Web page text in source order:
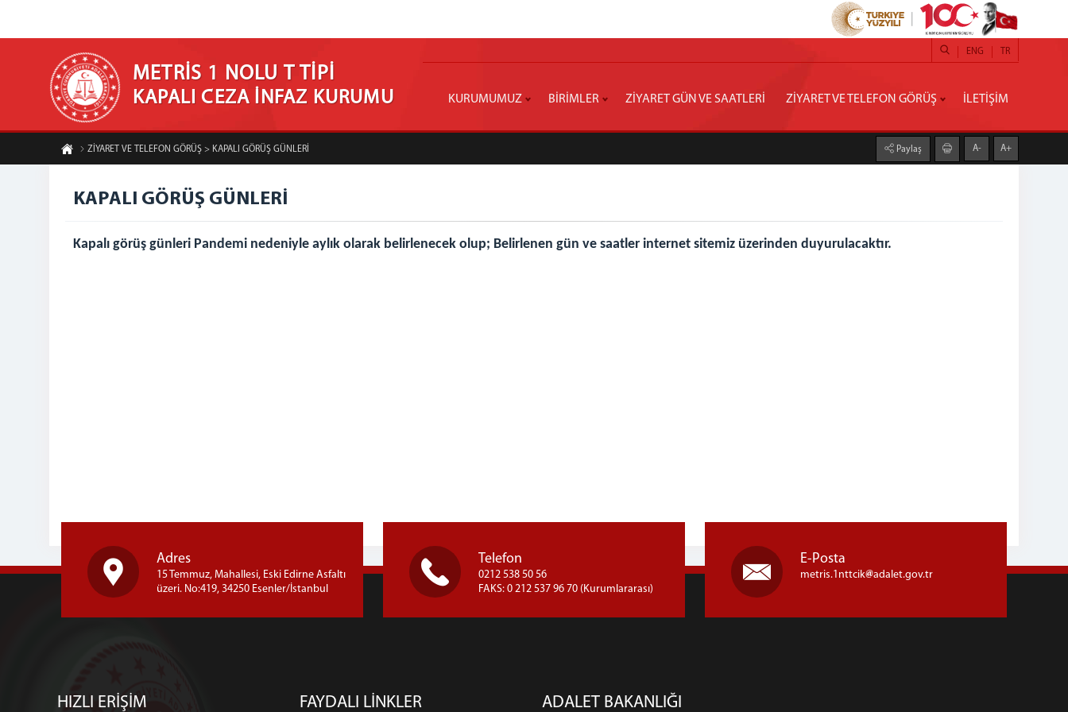
METRİS 1 NOLU T TİPİ
KAPALI CEZA İNFAZ KURUMU
TR
ENG
KURUMUMUZ BİRİMLER ZİYARET GÜN VE SAATLERİ ZİYARET VE TELEFON GÖRÜŞ İLETİŞİM
ZİYARET VE TELEFON GÖRÜŞ > KAPALI GÖRÜŞ GÜNLERİ Paylaş A- A+
KAPALI GÖRÜŞ GÜNLERİ
Kapalı görüş günleri Pandemi nedeniyle aylık olarak belirlenecek olup; Belirlenen gün ve saatler internet sitemiz üzerinden duyurulacaktır.
Adres
15 Temmuz, Mahallesi, Eski Edirne Asfaltı
üzeri. No:419, 34250 Esenler/İstanbul
Telefon
0212 538 50 56
FAKS: 0 212 537 96 70 (Kurumlararası)
E-Posta
metris.1nttcik adalet.gov.tr
HIZLI ERİŞİM FAYDALI LİNKLER ADALET BAKANLIĞI